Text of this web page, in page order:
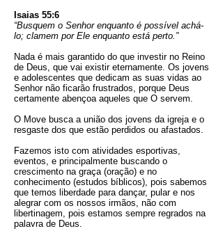
Isaias 55:6
“Busquem o Senhor enquanto é possível achá-
lo; clamem por Ele enquanto está perto.”
Nada é mais garantido do que investir no Reino
de Deus, que vai existir eternamente. Os jovens
e adolescentes que dedicam as suas vidas ao
Senhor não ficarão frustrados, porque Deus
certamente abençoa aqueles que O servem.
O Move busca a união dos jovens da igreja e o
resgaste dos que estão perdidos ou afastados.
Fazemos isto com atividades esportivas,
eventos, e principalmente buscando o
crescimento na graça (oração) e no
conhecimento (estudos bíblicos), pois sabemos
que temos liberdade para dançar, pular e nos
alegrar com os nossos irmãos, não com
libertinagem, pois estamos sempre regrados na
palavra de Deus.